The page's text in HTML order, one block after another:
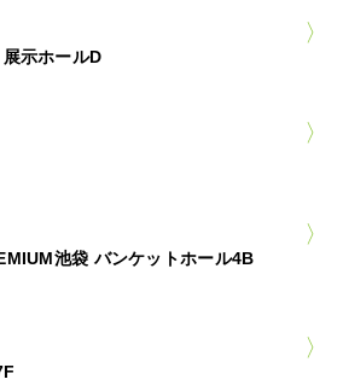
示ホールD
池袋 バンケットホール4B